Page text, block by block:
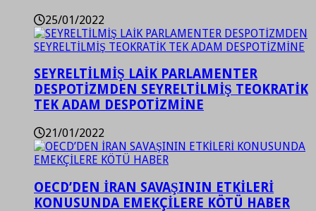
25/01/2022
SEYRELTİLMİŞ LAİK PARLAMENTER
DESPOTİZMDEN SEYRELTİLMİŞ TEOKRATİK
TEK ADAM DESPOTİZMİNE
21/01/2022
OECD’DEN İRAN SAVAŞININ ETKİLERİ
KONUSUNDA EMEKÇİLERE KÖTÜ HABER